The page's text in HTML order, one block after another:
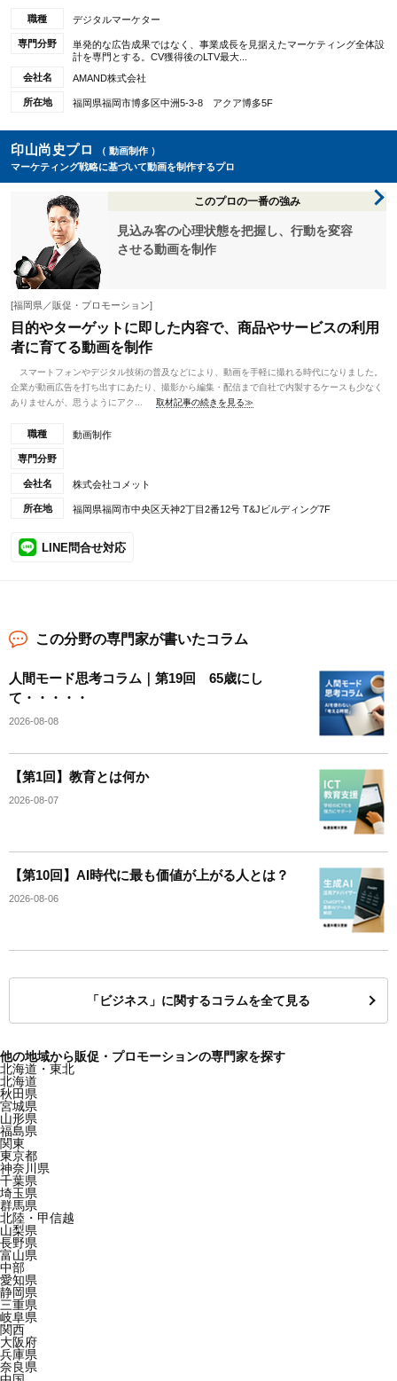
職種 デジタルマーケター
専門分野
単発的な広告成果ではなく、事業成長を見据えたマーケティング全体設
計を専門とする。CV獲得後のLTV最大...
会社名
AMAND株式会社
所在地 福岡県福岡市博多区中洲5-3-8 アクア博多5F
印山尚史プロ
（ 動画制作 ）
マーケティング戦略に基づいて動画を制作するプロ
このプロの一番の強み
見込み客の心理状態を把握し、行動を変容
させる動画を制作
[福岡県／販促・プロモーション]
目的やターゲットに即した内容で、商品やサービスの利用
者に育てる動画を制作
スマートフォンやデジタル技術の普及などにより、動画を手軽に撮れる時代になりました。
企業が動画広告を打ち出すにあたり、撮影から編集・配信まで自社で内製するケースも少なく
ありませんが、思うようにアク...
取材記事の続きを見る≫
職種 動画制作
専門分野
会社名 株式会社コメット
所在地 福岡県福岡市中央区天神2丁目2番12号 T&Jビルディング7F
LINE問合せ対応
この分野の専門家が書いたコラム
人間モード思考コラム｜第19回 65歳にし
て・・・・・
2026-08-08
【第1回】教育とは何か
2026-08-07
【第10回】AI時代に最も価値が上がる人とは？
2026-08-06
「ビジネス」に関するコラムを全て見る
他の地域から販促・プロモーションの専門家を探す
北海道・東北
北海道
秋田県
宮城県
山形県
福島県
関東
東京都
神奈川県
千葉県
埼玉県
群馬県
北陸・甲信越
山梨県
長野県
富山県
中部
愛知県
静岡県
三重県
岐阜県
関西
大阪府
兵庫県
奈良県